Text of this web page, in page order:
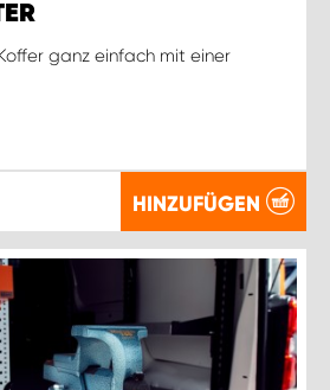
ganz einfach mit einer
HINZUFÜGEN